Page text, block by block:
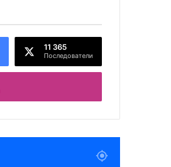
11 365
Последователи